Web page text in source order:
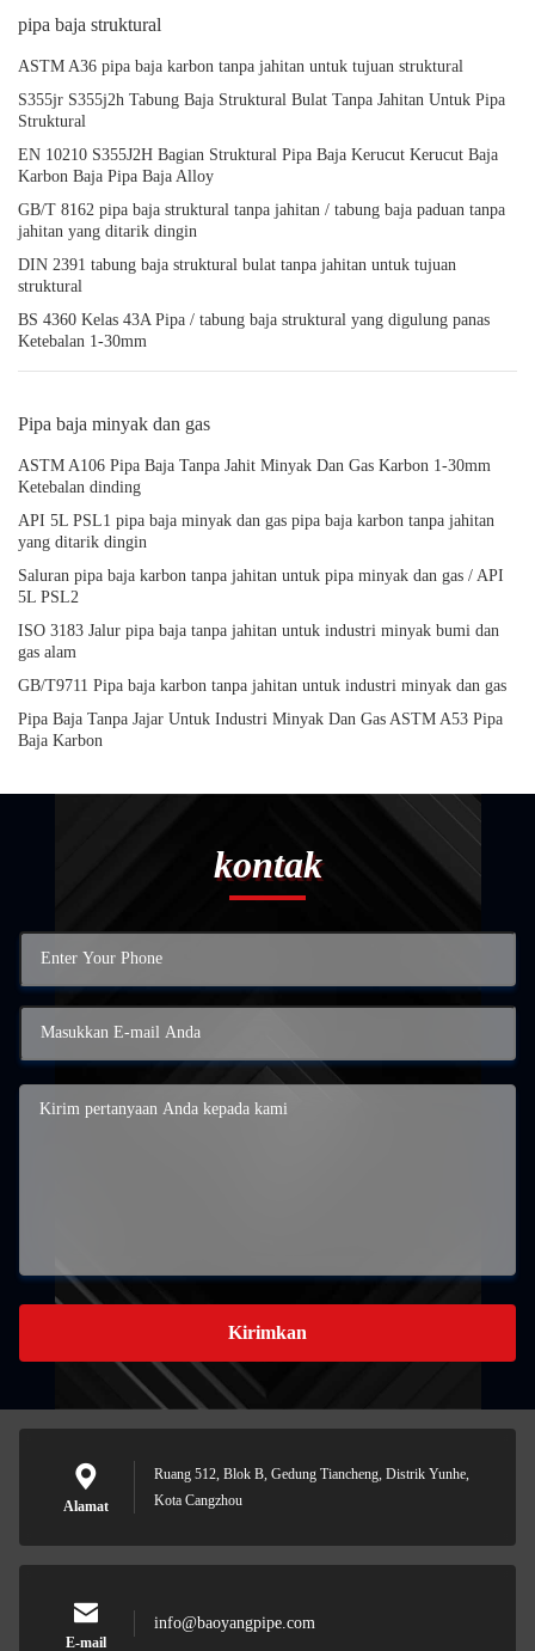
pipa baja struktural
ASTM A36 pipa baja karbon tanpa jahitan untuk tujuan struktural
S355jr S355j2h Tabung Baja Struktural Bulat Tanpa Jahitan Untuk Pipa
Struktural
EN 10210 S355J2H Bagian Struktural Pipa Baja Kerucut Kerucut Baja
Karbon Baja Pipa Baja Alloy
GB/T 8162 pipa baja struktural tanpa jahitan / tabung baja paduan tanpa
jahitan yang ditarik dingin
DIN 2391 tabung baja struktural bulat tanpa jahitan untuk tujuan
struktural
BS 4360 Kelas 43A Pipa / tabung baja struktural yang digulung panas
Ketebalan 1-30mm
Pipa baja minyak dan gas
ASTM A106 Pipa Baja Tanpa Jahit Minyak Dan Gas Karbon 1-30mm
Ketebalan dinding
API 5L PSL1 pipa baja minyak dan gas pipa baja karbon tanpa jahitan
yang ditarik dingin
Saluran pipa baja karbon tanpa jahitan untuk pipa minyak dan gas / API
5L PSL2
ISO 3183 Jalur pipa baja tanpa jahitan untuk industri minyak bumi dan
gas alam
GB/T9711 Pipa baja karbon tanpa jahitan untuk industri minyak dan gas
Pipa Baja Tanpa Jajar Untuk Industri Minyak Dan Gas ASTM A53 Pipa
Baja Karbon
kontak
Kirimkan
Alamat
Ruang 512, Blok B, Gedung Tiancheng, Distrik Yunhe,
Kota Cangzhou
E-mail
info@baoyangpipe.com